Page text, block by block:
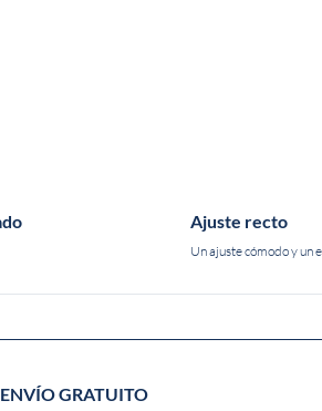
Ajuste recto
Un ajuste cómodo y un
ENVÍO GRATUITO